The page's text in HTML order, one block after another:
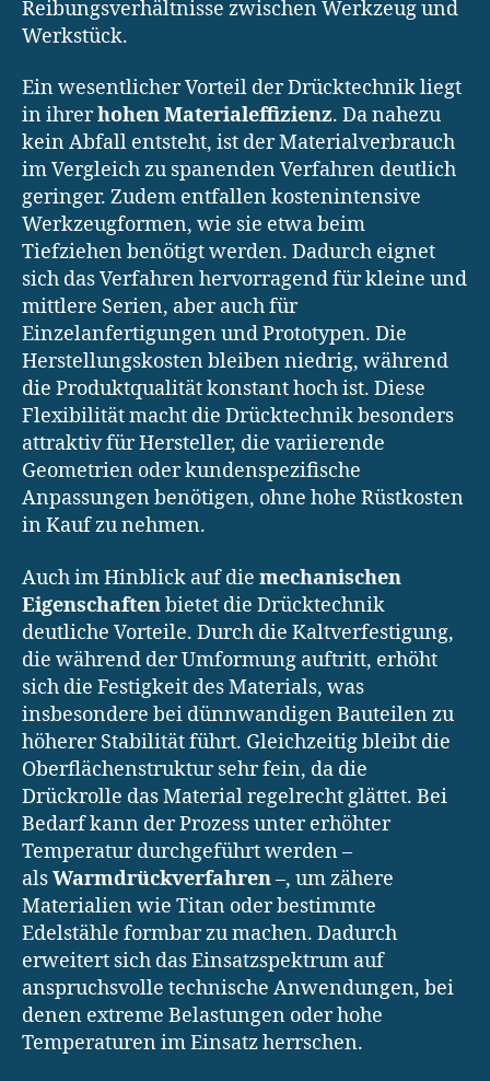
Reibungsverhältnisse zwischen Werkzeug und
Werkstück.
Ein wesentlicher Vorteil der Drücktechnik liegt
in ihrerhohen Materialeffizienz. Da nahezu
kein Abfall entsteht, ist der Materialverbrauch
im Vergleich zu spanenden Verfahren deutlich
geringer. Zudem entfallen kostenintensive
Werkzeugformen, wie sie etwa beim
Tiefziehen benötigt werden. Dadurch eignet
sich das Verfahren hervorragend für kleine und
mittlere Serien, aber auch für
Einzelanfertigungen und Prototypen. Die
Herstellungskosten bleiben niedrig, während
die Produktqualität konstant hoch ist. Diese
Flexibilität macht die Drücktechnik besonders
attraktiv für Hersteller, die variierende
Geometrien oder kundenspezifische
Anpassungen benötigen, ohne hohe Rüstkosten
in Kauf zu nehmen.
Auch im Hinblick auf die mechanischen
Eigenschaftenbietet die Drücktechnik
deutliche Vorteile. Durch die Kaltverfestigung,
die während der Umformung auftritt, erhöht
sich die Festigkeit des Materials, was
insbesondere bei dünnwandigen Bauteilen zu
höherer Stabilität führt. Gleichzeitig bleibt die
Oberflächenstruktur sehr fein, da die
Drückrolle das Material regelrecht glättet. Bei
Bedarf kann der Prozess unter erhöhter
Temperatur durchgeführt werden –
alsWarmdrückverfahren–, um zähere
Materialien wie Titan oder bestimmte
Edelstähle formbar zu machen. Dadurch
erweitert sich das Einsatzspektrum auf
anspruchsvolle technische Anwendungen, bei
denen extreme Belastungen oder hohe
Temperaturen im Einsatz herrschen.